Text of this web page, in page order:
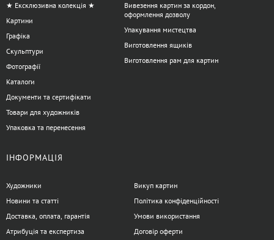
★ Ексклюзивна колекція ★
Картини
Графіка
Скульптури
Фотографії
Каталоги
Документи та сертифікати
Товари для художників
Упаковка та перенесення
Вивезення картин за кордон,
оформлення дозволу
Упакування мистецтва
Виготовлення ящиків
Виготовлення рам для картин
ІНФОРМАЦІЯ
Художники
Новини та статті
Доставка, оплата, гарантія
Атрибуція та експертиза
Викуп картин
Політика конфіденційності
Умови використання
Договір оферти